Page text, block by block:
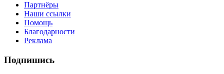
Партнёры
Наши ссылки
Помощь
Благодарности
Реклама
Подпишись